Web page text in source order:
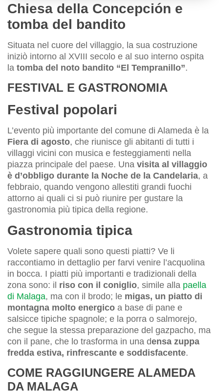
Chiesa della Concepción e
tomba del bandito
Situata nel cuore del villaggio, la sua costruzione
iniziò intorno al XVIII secolo e al suo interno ospita
la tomba del noto bandito “El Tempranillo”.
FESTIVAL E GASTRONOMIA
Festival popolari
L’evento più importante del comune di Alameda è la
Fiera di agosto, che riunisce gli abitanti di tutti i
villaggi vicini con musica e festeggiamenti nella
piazza principale del paese. Una visita al villaggio
è d’obbligo durante la Noche de la Candelaria, a
febbraio, quando vengono allestiti grandi fuochi
attorno ai quali ci si può riunire per gustare la
gastronomia più tipica della regione.
Gastronomia tipica
Volete sapere quali sono questi piatti? Ve li
raccontiamo in dettaglio per farvi venire l’acquolina
in bocca. I piatti più importanti e tradizionali della
zona sono: il riso con il coniglio, simile alla paella
di Malaga, ma con il brodo; le migas, un piatto di
montagna molto energico a base di pane e
salsicce tipiche spagnole; e la porra o salmorejo,
che segue la stessa preparazione del gazpacho, ma
con il pane, che lo trasforma in una densa zuppa
fredda estiva, rinfrescante e soddisfacente.
COME RAGGIUNGERE ALAMEDA
DA MALAGA